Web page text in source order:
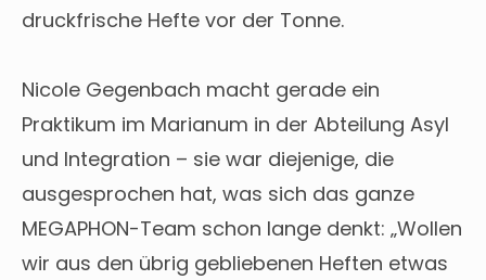
druckfrische Hefte vor der Tonne.
Nicole Gegenbach macht gerade ein
Praktikum im Marianum in der Abteilung Asyl
und Integration – sie war diejenige, die
ausgesprochen hat, was sich das ganze
MEGAPHON-Team schon lange denkt: „Wollen
wir aus den übrig gebliebenen Heften etwas